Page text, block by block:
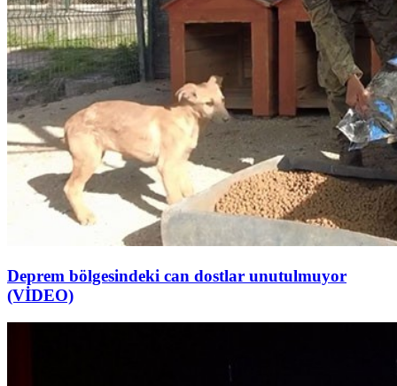
Deprem bölgesindeki can dostlar unutulmuyor
(VİDEO)